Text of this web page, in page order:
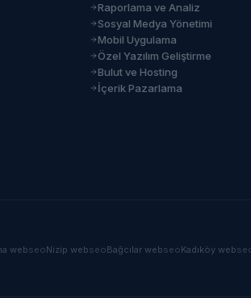
Raporlama ve Analiz
Sosyal Medya Yönetimi
Mobil Uygulama
Özel Yazılım Geliştirme
Bulut ve Hosting
İçerik Pazarlama
webseoNizip webseoBağcılar webseoKadıköy web